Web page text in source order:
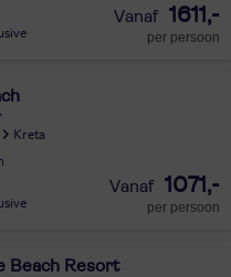
1611,-
per persoon
Kreta
1071,-
per persoon
Beach Resort